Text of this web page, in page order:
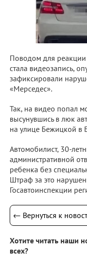
Поводом для реакции
стала видеозапись,
зафиксировали
«Мерседес».
Так, на видео попал
высунувшись в люк
на улице Бежицкой в
Автомобилист, 30-
административной
ребенка без
Штраф за это
Госавтоинспекции
← Вернуться к
Хотите читать наши
всех?